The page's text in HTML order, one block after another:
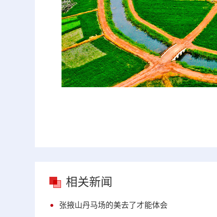
相关新闻
张掖山丹马场的美去了才能体会